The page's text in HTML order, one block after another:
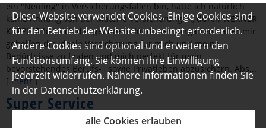
ein "Neuling" in Versicherungsfällen bin, hatte ich natürlich
keine Ahnung von der Materie Versicherungen, durch WERNER
KAPPLER hat sich das geändert. Im diesem Irrgarten hat er mir
geholfen die ideale Versicherung für mich und meine
Bedürfnisse zu finden und mich perfekt für mein
bevorstehendes Berufs- , sowie Privatleben abzusichern. Abs...
[ mehr ]
Super Service
Diese Website verwendet Cookies. Einige Cookies sind
für den Betrieb der Website unbedingt erforderlich.
Andere Cookies sind optional und erweitern den
Funktionsumfang. Sie können Ihre Einwilligung
jederzeit widerrufen. Nähere Informationen finden Sie
in der Datenschutzerklärung.
alle Cookies erlauben